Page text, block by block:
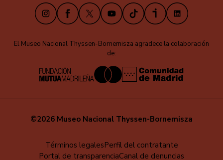
InstagramFacebook
X YoutubeTikTokiVooxLinkedIn
El Museo Nacional Thyssen-Bornemisza agradece la colaboración
de:
©2026 Museo Nacional Thyssen-Bornemisza
Términos legalesPerfil del contratante
Portal de transparenciaCanal de denuncias